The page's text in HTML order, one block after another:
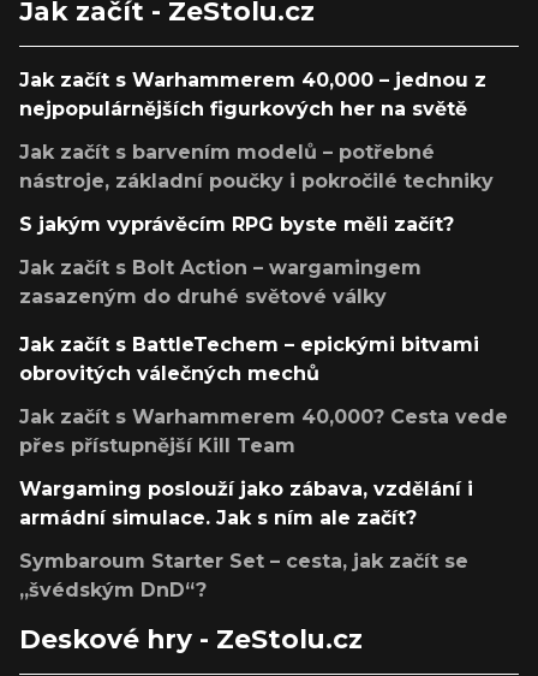
Jak začít - ZeStolu.cz
Jak začít s Warhammerem 40,000 – jednou z
nejpopulárnějších figurkových her na světě
Jak začít s barvením modelů – potřebné
nástroje, základní poučky i pokročilé techniky
S jakým vyprávěcím RPG byste měli začít?
Jak začít s Bolt Action – wargamingem
zasazeným do druhé světové války
Jak začít s BattleTechem – epickými bitvami
obrovitých válečných mechů
Jak začít s Warhammerem 40,000? Cesta vede
přes přístupnější Kill Team
Wargaming poslouží jako zábava, vzdělání i
armádní simulace. Jak s ním ale začít?
Symbaroum Starter Set – cesta, jak začít se
„švédským DnD“?
Deskové hry - ZeStolu.cz